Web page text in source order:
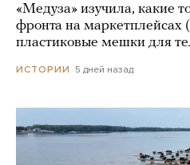
«Медуза» изучила, какие
фронта на маркетплейсах
пластиковые мешки для
ИСТОРИИ 5 дней назад